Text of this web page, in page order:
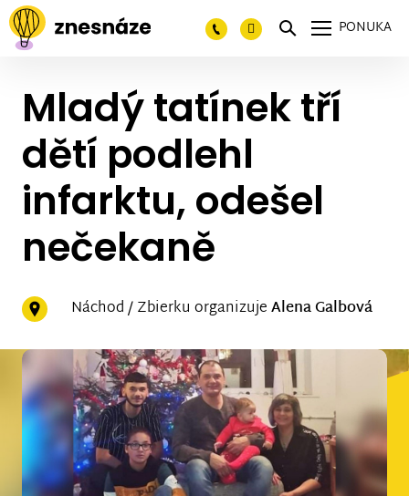
PONUKA
Mladý tatínek tří
dětí podlehl
infarktu, odešel
nečekaně
Náchod / Zbierku organizujeAlena Galbová